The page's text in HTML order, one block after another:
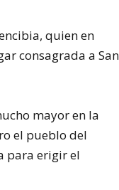
quien en
consagrada a San
mayor en la
el pueblo del
para erigir el